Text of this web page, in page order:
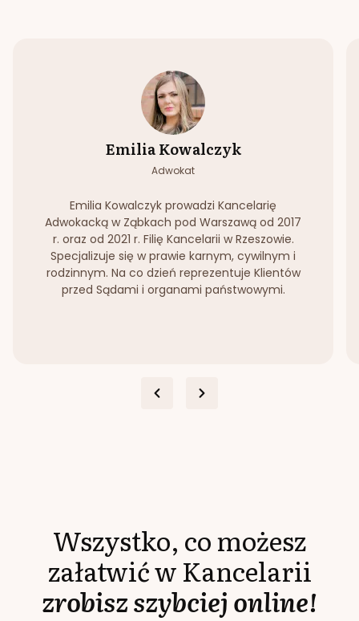
Emilia Kowalczyk
Adwokat
Emilia Kowalczyk prowadzi Kancelarię
Adwokacką w Ząbkach pod Warszawą od 2017
r. oraz od 2021 r. Filię Kancelarii w Rzeszowie.
Specjalizuje się w prawie karnym, cywilnym i
rodzinnym. Na co dzień reprezentuje Klientów
przed Sądami i organami państwowymi.
Wszystko, co możesz
załatwić w Kancelarii
zrobisz szybciej online!